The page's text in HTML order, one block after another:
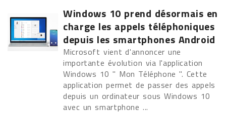
Windows 10 prend désormais en
charge les appels téléphoniques
depuis les smartphones Android
Microsoft vient d'annoncer une
importante évolution via l'application
Windows 10 " Mon Téléphone ". Cette
application permet de passer des appels
depuis un ordinateur sous Windows 10
avec un smartphone ...